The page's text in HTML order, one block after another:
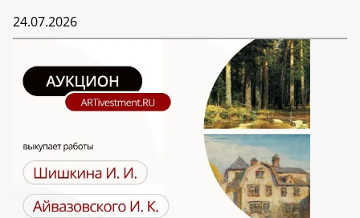
24.07.2026